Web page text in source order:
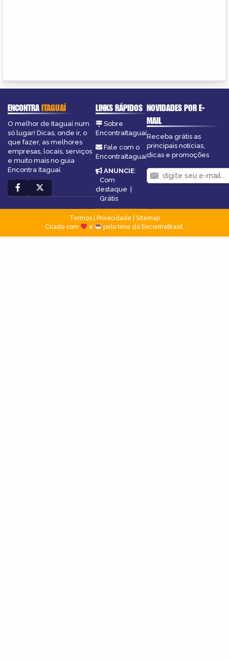
ENCONTRAITAGUAÍ
O melhor de Itaguaí num
só lugar! Dicas, onde ir, o
que fazer, as melhores
empresas, locais, serviços
e muito mais no guia
Encontra Itaguaí.
LINKS RÁPIDOS
Sobre
EncontraItaguaí
Fale com o
EncontraItaguaí
ANUNCIE:
Com
destaque |
Grátis
NOVIDADES POR E-
MAIL
Receba grátis as
principais notícias,
dicas e promoções
Termos| Privacidade
Sitemap
Criado com
e pelo time do EncontraBrasil